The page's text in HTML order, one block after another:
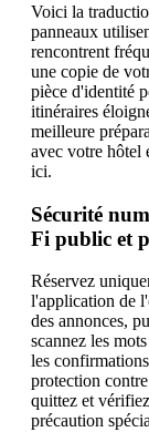
Voici la
panneaux
rencontrent
une copie de
pièce d'identité
itinéraires
meilleure
avec votre hôtel
ici.
Sécurité
Fi public et
Réservez
l'application de
des annonces,
scannez les
les
protection
quittez et
précaution